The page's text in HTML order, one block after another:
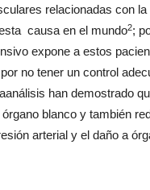
relacionadas con
causa en el mundo2;
expone a estos
no tener un control
han demostrado
blanco y también
arterial y el daño a